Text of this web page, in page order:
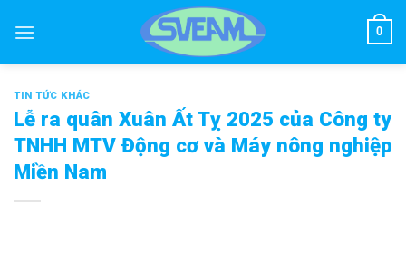
0
TIN TỨC KHÁC
Lễ ra quân Xuân Ất Tỵ 2025 của Công ty
TNHH MTV Động cơ và Máy nông nghiệp
Miền Nam